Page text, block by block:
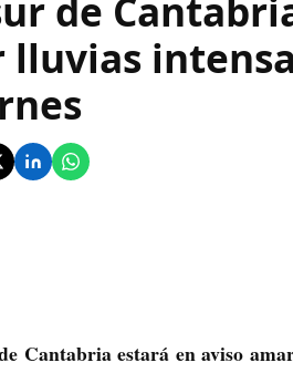
de
lluvias
Cantabria estará en aviso